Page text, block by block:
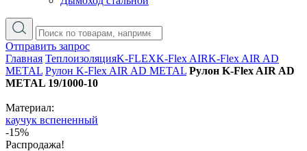
Отправить запрос
Главная ТеплоизоляцияK-FLEXK-Flex AIRK-Flex AIR AD
METAL Рулон K-Flex AIR AD METAL Рулон K-Flex AIR AD
METAL 19/1000-10
Материал:
каучук вспененный
-15%
Распродажа!